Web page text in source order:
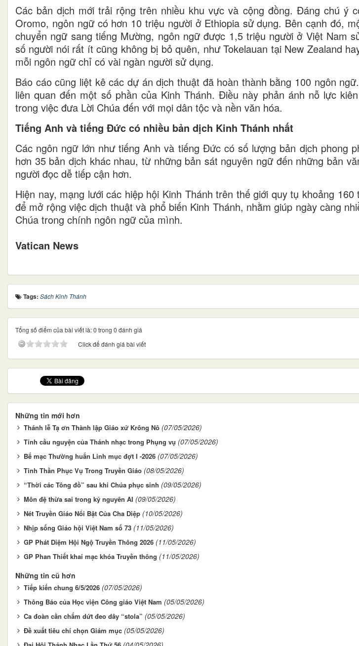
Các bản dịch mới trải rộng trên nhiều khu vực và cộng đồng. Đáng chú ý
Oromo, ngôn ngữ có hơn 10 triệu người ở Ethiopia sử dụng. Bên cạnh đó,
chuyển ngữ sang tiếng Mường, ngôn ngữ được 1,5 triệu người ở Việt Nam
số người nói rất ít cũng không bị bỏ quên, như Tokelauan tại New Zealand
mỗi ngôn ngữ chỉ có vài ngàn người sử dụng.
Báo cáo cũng liệt kê các dự án dịch thuật đã hoàn thành bằng 100 ngôn
liên quan đến một số phần của Kinh Thánh. Điều này phản ánh nỗ lực
trong việc đưa Lời Chúa đến với mọi dân tộc và nền văn hóa.
Tiếng Anh và tiếng Đức có nhiều bản dịch Kinh Thánh nhất
Các ngôn ngữ lớn như tiếng Anh và tiếng Đức có số lượng bản dịch phong
hơn 35 bản dịch khác nhau, từ những bản sát nguyên ngữ đến những bản
người đọc dễ tiếp cận hơn.
Hiện nay, mạng lưới các hiệp hội Kinh Thánh trên thế giới quy tụ khoảng
để mở rộng việc dịch thuật và phổ biến Kinh Thánh, nhằm giúp ngày càng
Chúa trong chính ngôn ngữ của mình.
Vatican News
Tags: Sách Kinh Thánh
Tổng số điểm của bài viết là: 0 trong 0 đánh giá
Click để đánh giá bài viết
Những tin mới hơn
Thánh lễ Tạ ơn Thành lập Giáo xứ Krông Nô (07/05/2026)
Tính cầu nguyện của Thánh nhạc trong Phụng vụ (07/05/2026)
Bế mạc Thường huấn Linh mục đợt I -2026 (07/05/2026)
Tinh Thần Phục Vụ Trong Truyền Giáo (08/05/2026)
“Thời các Tông đồ” sau khi Chúa phục sinh (09/05/2026)
Môn đệ thừa sai trong kỷ nguyên AI (09/05/2026)
Nét Truyền Giáo Nổi Bật Của Cha Diệp (10/05/2026)
Nhịp sống Giáo hội Việt Nam số 73 (11/05/2026)
GP Phát Diệm Hội Ngộ Truyền Thông 2026 (11/05/2026)
GP Phan Thiết khai mạc khóa Truyền thông (11/05/2026)
Những tin cũ hơn
Tiếp kiến chung 6/5/2026 (07/05/2026)
Thông Báo của Học viện Công giáo Việt Nam (05/05/2026)
Ca đoàn cần chấm dứt đeo dây “stola” (05/05/2026)
Đề xuất tiêu chí chọn Giám mục (05/05/2026)